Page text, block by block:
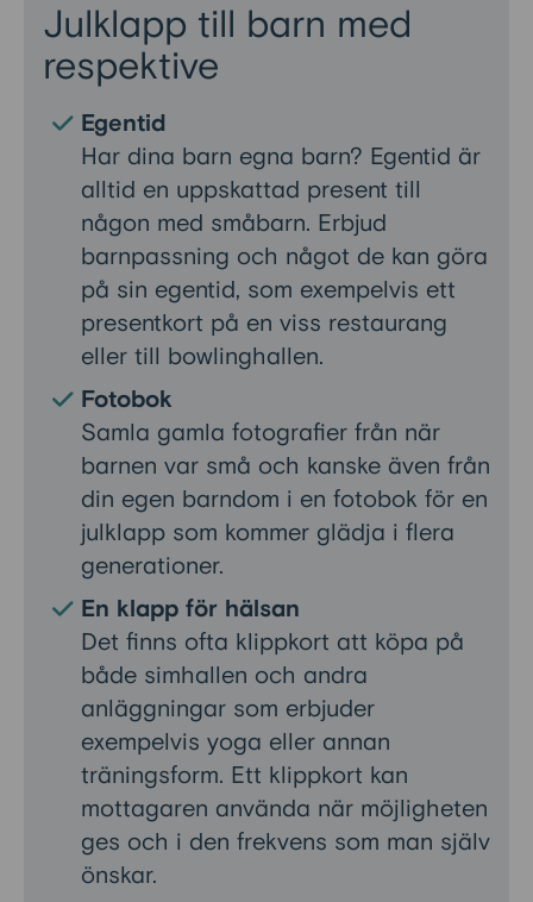
Julklapp till barn med
respektive
Egentid
Har dina barn egna barn? Egentid är
alltid en uppskattad present till
någon med småbarn. Erbjud
barnpassning och något de kan göra
på sin egentid, som exempelvis ett
presentkort på en viss restaurang
eller till bowlinghallen.
Fotobok
Samla gamla fotografier från när
barnen var små och kanske även från
din egen barndom i en fotobok för en
julklapp som kommer glädja i flera
generationer.
En klapp för hälsan
Det finns ofta klippkort att köpa på
både simhallen och andra
anläggningar som erbjuder
exempelvis yoga eller annan
träningsform. Ett klippkort kan
mottagaren använda när möjligheten
ges och i den frekvens som man själv
önskar.